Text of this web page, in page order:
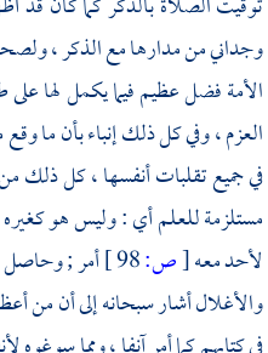
وجداني من مدارها مع الذكر ،
الأمة فضل عظيم فيما يكمل لها
العزم ، وفي كل ذلك إنباء بأن ما
في جميع تقلبات أنفسها ، كل ذلك
مستلزمة للعلم أي : وليس هو كغيره
لأحد معه[ص:
أمر ; وحاصل
والأغلال أشار سبحانه إلى أن من